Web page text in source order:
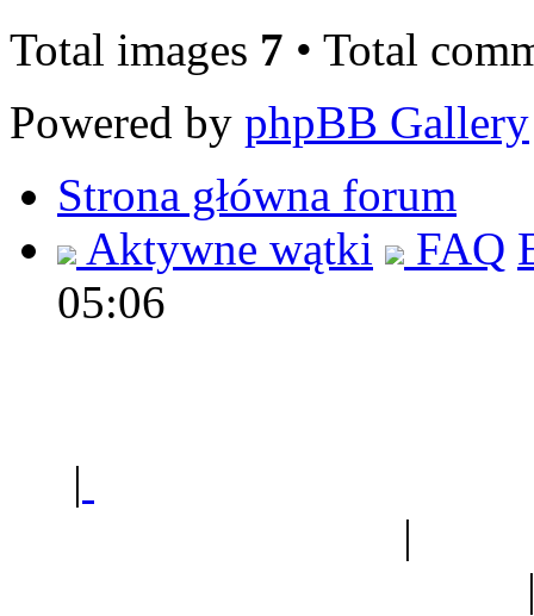
Total images 7 • Total
Powered by phpBB Gallery
Strona główna forum
Aktywne wątki
FAQ
05:06
|
|